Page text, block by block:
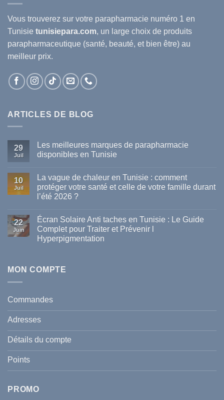
Vous trouverez sur votre parapharmacie numéro 1 en
Tunisie tunisiepara.com, un large choix de produits
parapharmaceutique (santé, beauté, et bien être) au
meilleur prix.
ARTICLES DE BLOG
29
Juil
Les meilleures marques de parapharmacie
disponibles en Tunisie
sur
meilleures
marques
disponibles
en
Tunisie
10
Juil
La vague de chaleur en Tunisie : comment
protéger votre santé et celle de votre famille durant
l’été 2026 ?
sur
La
vague
de
comment
et
celle
de
votre
famille
durant
l’été
2026
?
22
Juin
Écran Solaire Anti taches en Tunisie : Le Guide
Complet pour Traiter et Prévenir l
Hyperpigmentation
Écran
Tunisie
Guide
Traiter
Prévenir
MON COMPTE
Commandes
Adresses
Détails du compte
Points
PROMO